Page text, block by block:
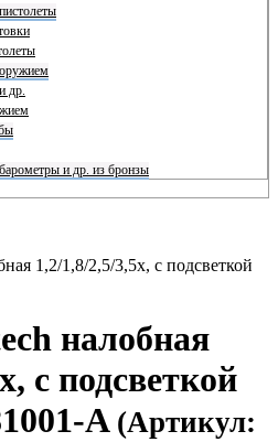
др.
и др. из бронзы
1,2/1,8/2,5/3,5x, с подсветкой
налобная
с подсветкой
A (Артикул: